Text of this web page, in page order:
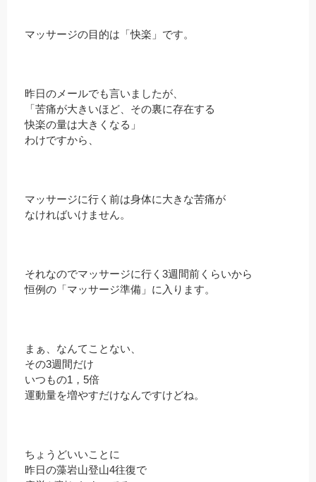
マッサージの目的は「快楽」です。
昨日のメールでも言いましたが、
「苦痛が大きいほど、その裏に存在する
快楽の量は大きくなる」
わけですから、
マッサージに行く前は身体に大きな苦痛が
なければいけません。
それなのでマッサージに行く3週間前くらいから
恒例の「マッサージ準備」に入ります。
まぁ、なんてことない、
その3週間だけ
いつもの1，5倍
運動量を増やすだけなんですけどね。
ちょうどいいことに
昨日の藻岩山登山4往復で